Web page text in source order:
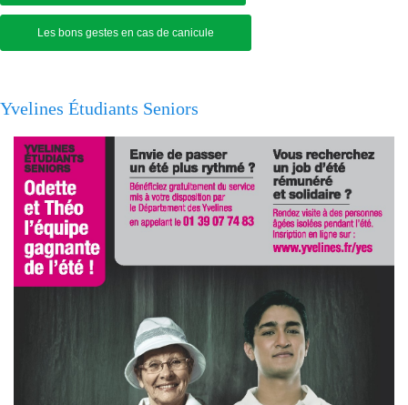
Les bons gestes en cas de canicule
Yvelines Étudiants Seniors